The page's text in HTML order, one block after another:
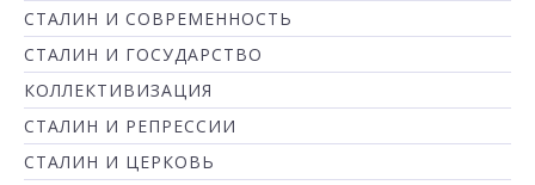
СТАЛИН И СОВРЕМЕННОСТЬ
СТАЛИН И ГОСУДАРСТВО
КОЛЛЕКТИВИЗАЦИЯ
СТАЛИН И РЕПРЕССИИ
СТАЛИН И ЦЕРКОВЬ